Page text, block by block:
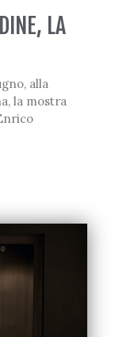
LA
alla
la mostra